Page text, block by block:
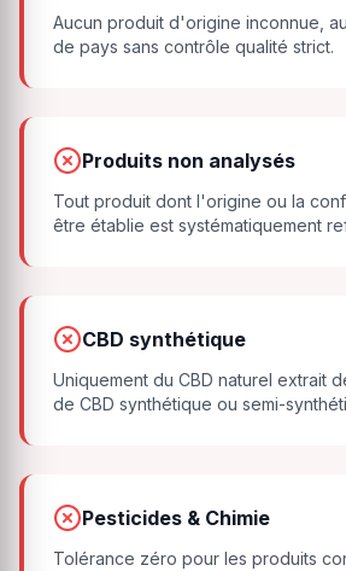
Aucun produit d'origine inconnue,
de pays sans contrôle qualité strict.
Produits non analysés
Tout produit dont l'origine ou la
être établie est systématiquement
CBD synthétique
Uniquement du CBD naturel extrait
de CBD synthétique ou semi-
Pesticides & Chimie
Tolérance zéro pour les produits